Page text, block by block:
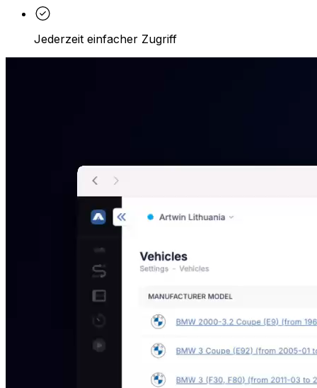
Jederzeit einfacher Zugriff